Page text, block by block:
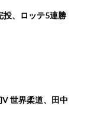
、ロッテ5連勝
世界柔道、田中